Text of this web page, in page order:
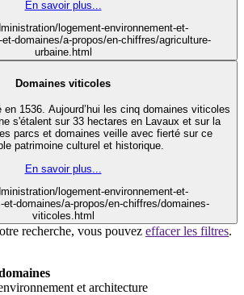
En savoir plus...
logement-environnement-et-
domaines/a-propos/en-chiffres/agriculture-
urbaine.html
Domaines viticoles
en 1536. Aujourd’hui les cinq domaines viticoles
s'étalent sur 33 hectares en Lavaux et sur la
parcs et domaines veille avec fierté sur ce
patrimoine culturel et historique.
En savoir plus...
logement-environnement-et-
domaines/a-propos/en-chiffres/domaines-
viticoles.html
recherche, vous pouvez effacer les filtres.
et architecture